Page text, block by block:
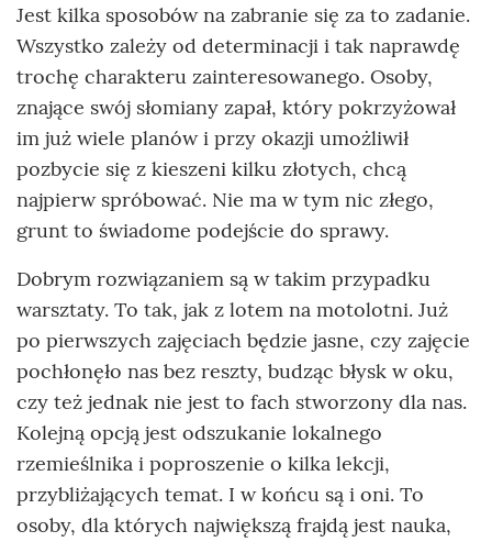
Jest kilka sposobów na zabranie się za to zadanie.
Wszystko zależy od determinacji i tak naprawdę
trochę charakteru zainteresowanego. Osoby,
znające swój słomiany zapał, który pokrzyżował
im już wiele planów i przy okazji umożliwił
pozbycie się z kieszeni kilku złotych, chcą
najpierw spróbować. Nie ma w tym nic złego,
grunt to świadome podejście do sprawy.
Dobrym rozwiązaniem są w takim przypadku
warsztaty. To tak, jak z lotem na motolotni. Już
po pierwszych zajęciach będzie jasne, czy zajęcie
pochłonęło nas bez reszty, budząc błysk w oku,
czy też jednak nie jest to fach stworzony dla nas.
Kolejną opcją jest odszukanie lokalnego
rzemieślnika i poproszenie o kilka lekcji,
przybliżających temat. I w końcu są i oni. To
osoby, dla których największą frajdą jest nauka,